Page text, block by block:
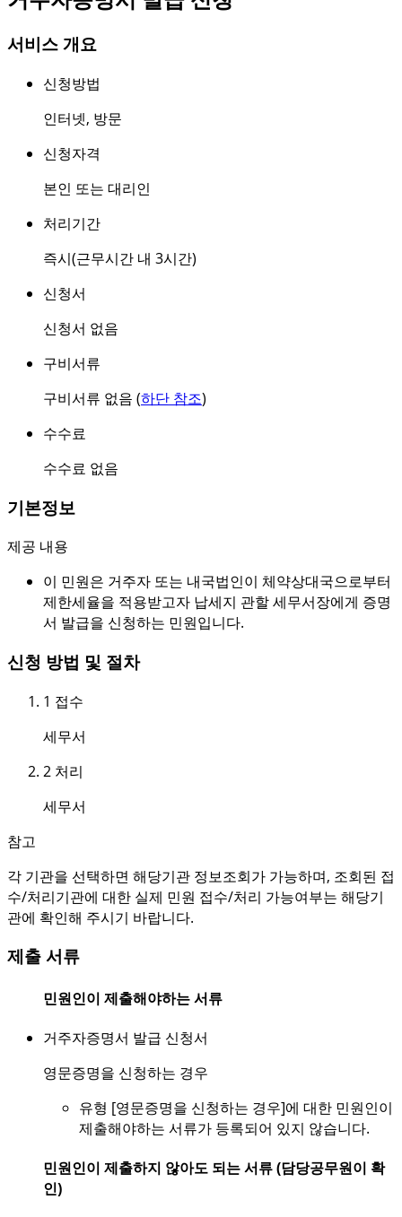
서비스 개요
신청방법
인터넷, 방문
신청자격
본인 또는 대리인
처리기간
즉시(근무시간 내 3시간)
신청서
신청서 없음
구비서류
구비서류 없음 (하단 참조)
수수료
수수료 없음
기본정보
제공 내용
이 민원은 거주자 또는 내국법인이 체약상대국으로부터
제한세율을 적용받고자 납세지 관할 세무서장에게 증명
서 발급을 신청하는 민원입니다.
신청 방법 및 절차
1 접수
세무서
2 처리
세무서
참고
각 기관을 선택하면 해당기관 정보조회가 가능하며, 조회된 접
수/처리기관에 대한 실제 민원 접수/처리 가능여부는 해당기
관에 확인해 주시기 바랍니다.
제출 서류
민원인이 제출해야하는 서류
거주자증명서 발급 신청서
영문증명을 신청하는 경우
유형 [영문증명을 신청하는 경우]에 대한 민원인이
제출해야하는 서류가 등록되어 있지 않습니다.
민원인이 제출하지 않아도 되는 서류 (담당공무원이 확
인)